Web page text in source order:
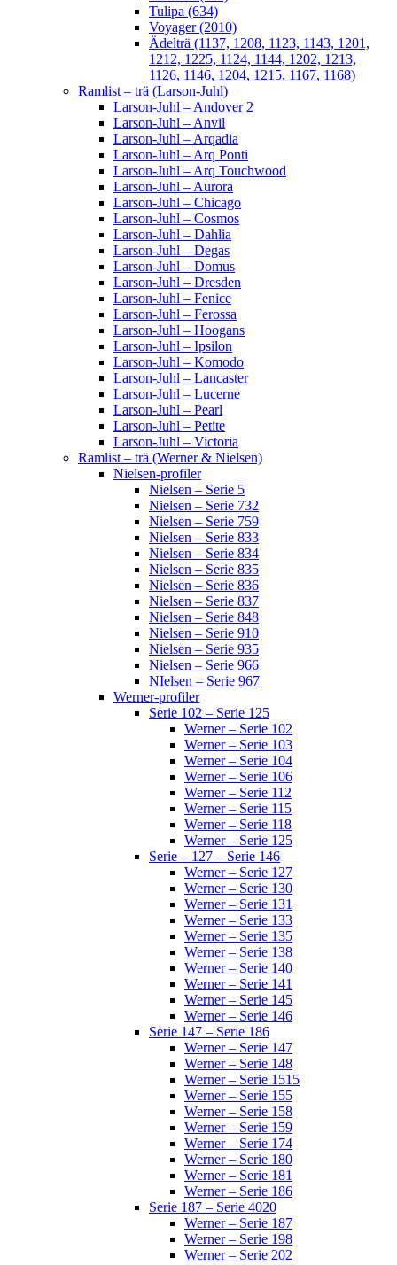
Tulipa (634)
Voyager (2010)
Ädelträ (1137, 1208, 1123, 1143, 1201,
1212, 1225, 1124, 1144, 1202, 1213,
1126, 1146, 1204, 1215, 1167, 1168)
Ramlist – trä (Larson-Juhl)
Larson-Juhl – Andover 2
Larson-Juhl – Anvil
Larson-Juhl – Arqadia
Larson-Juhl – Arq Ponti
Larson-Juhl – Arq Touchwood
Larson-Juhl – Aurora
Larson-Juhl – Chicago
Larson-Juhl – Cosmos
Larson-Juhl – Dahlia
Larson-Juhl – Degas
Larson-Juhl – Domus
Larson-Juhl – Dresden
Larson-Juhl – Fenice
Larson-Juhl – Ferossa
Larson-Juhl – Hoogans
Larson-Juhl – Ipsilon
Larson-Juhl – Komodo
Larson-Juhl – Lancaster
Larson-Juhl – Lucerne
Larson-Juhl – Pearl
Larson-Juhl – Petite
Larson-Juhl – Victoria
Ramlist – trä (Werner & Nielsen)
Nielsen-profiler
Nielsen – Serie 5
Nielsen – Serie 732
Nielsen – Serie 759
Nielsen – Serie 833
Nielsen – Serie 834
Nielsen – Serie 835
Nielsen – Serie 836
Nielsen – Serie 837
Nielsen – Serie 848
Nielsen – Serie 910
Nielsen – Serie 935
Nielsen – Serie 966
NIelsen – Serie 967
Werner-profiler
Serie 102 – Serie 125
Werner – Serie 102
Werner – Serie 103
Werner – Serie 104
Werner – Serie 106
Werner – Serie 112
Werner – Serie 115
Werner – Serie 118
Werner – Serie 125
Serie – 127 – Serie 146
Werner – Serie 127
Werner – Serie 130
Werner – Serie 131
Werner – Serie 133
Werner – Serie 135
Werner – Serie 138
Werner – Serie 140
Werner – Serie 141
Werner – Serie 145
Werner – Serie 146
Serie 147 – Serie 186
Werner – Serie 147
Werner – Serie 148
Werner – Serie 1515
Werner – Serie 155
Werner – Serie 158
Werner – Serie 159
Werner – Serie 174
Werner – Serie 180
Werner – Serie 181
Werner – Serie 186
Serie 187 – Serie 4020
Werner – Serie 187
Werner – Serie 198
Werner – Serie 202